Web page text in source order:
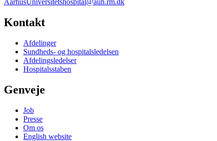
AarhusUniversitetshospital@auh.rm.dk
Kontakt
Afdelinger
Sundheds- og hospitalsledelsen
Afdelingsledelser
Hospitalsstaben
Genveje
Job
Presse
Om os
English website